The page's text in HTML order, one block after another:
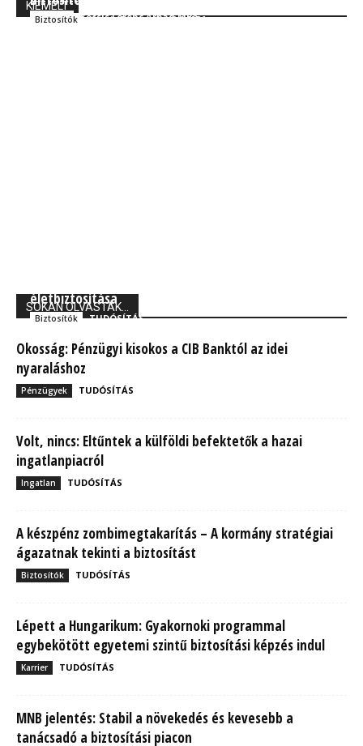
KIEMELT
Szakmai Kocsis Ferenc Árpád MBA
Biztosítók Kocsis Ferenc Árpád MBA
SOKAN OLVASTÁK...
életbiztosítása
Biztosítók TUDÓSÍTÁS
Okosság: Pénzügyi kisokos a CIB Banktól az idei
nyaraláshoz
Pénzügyek TUDÓSÍTÁS
Volt, nincs: Eltűntek a külföldi befektetők a hazai
ingatlanpiacról
Ingatlan TUDÓSÍTÁS
A készpénz zombimegtakarítás – A kormány stratégiai
ágazatnak tekinti a biztosítást
Biztosítók TUDÓSÍTÁS
Lépett a Hungarikum: Gyakornoki programmal
egybekötött egyetemi szintű biztosítási képzés indul
Karrier TUDÓSÍTÁS
MNB jelentés: Stabil a növekedés és kevesebb a
tanácsadó a biztosítási piacon